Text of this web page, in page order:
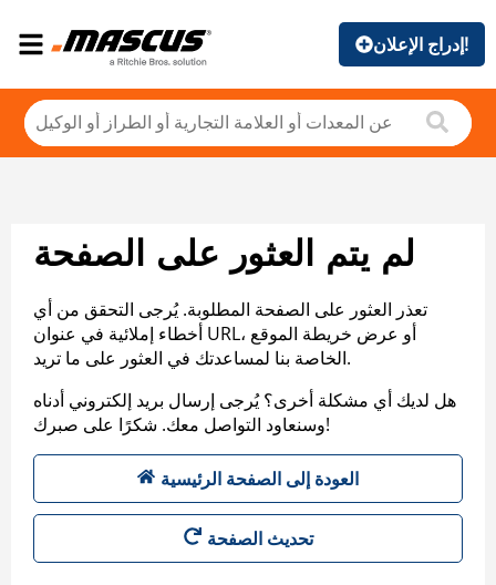
إدراج الإعلان!
لم يتم العثور على الصفحة
تعذر العثور على الصفحة المطلوبة. يُرجى التحقق من أي
أخطاء إملائية في عنوان URL، أو عرض خريطة الموقع
الخاصة بنا لمساعدتك في العثور على ما تريد.
هل لديك أي مشكلة أخرى؟ يُرجى إرسال بريد إلكتروني أدناه
وسنعاود التواصل معك. شكرًا على صبرك!
العودة إلى الصفحة الرئيسية
تحديث الصفحة